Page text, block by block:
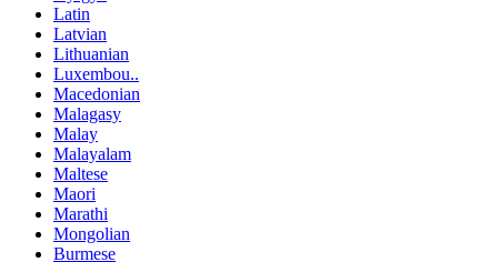
Latin
Latvian
Lithuanian
Luxembou..
Macedonian
Malagasy
Malay
Malayalam
Maltese
Maori
Marathi
Mongolian
Burmese